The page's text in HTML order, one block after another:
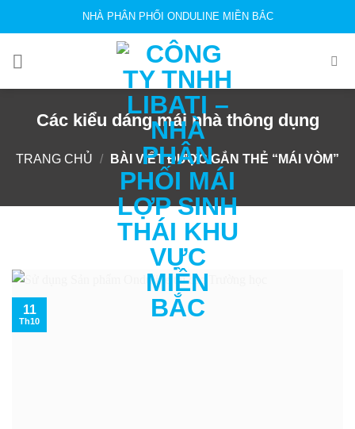
NHÀ PHÂN PHỐI ONDULINE MIỀN BẮC
Các kiểu dáng mái nhà thông dụng
TRANG CHỦ / BÀI VIẾT ĐƯỢC GẮN THẺ “MÁI VÒM”
11
Th10